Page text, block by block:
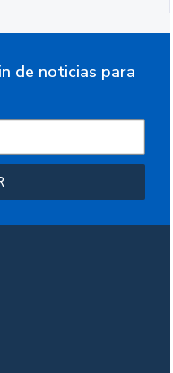
de noticias para